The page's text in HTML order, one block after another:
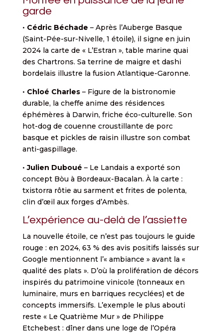
garde
• Cédric Béchade – Après l’Auberge Basque
(Saint-Pée-sur-Nivelle, 1 étoile), il signe en juin
2024 la carte de « L’Estran », table marine quai
des Chartrons. Sa terrine de maigre et dashi
bordelais illustre la fusion Atlantique-Garonne.
• Chloé Charles– Figure de la bistronomie
durable, la cheffe anime des résidences
éphémères à Darwin, friche éco-culturelle. Son
hot-dog de couenne croustillante de porc
basque et pickles de raisin illustre son combat
anti-gaspillage.
•Julien Duboué – Le Landais a exporté son
concept Bòu à Bordeaux-Bacalan. À la carte :
txistorra rôtie au sarment et frites de polenta,
clin d’œil aux forges d’Ambès.
L’expérience au-delà de l’assiette
La nouvelle étoile, ce n’est pas toujours le guide
rouge : en 2024, 63 % des avis positifs laissés sur
Google mentionnent l’« ambiance » avant la «
qualité des plats ». D’où la prolifération de décors
inspirés du patrimoine vinicole (tonneaux en
luminaire, murs en barriques recyclées) et de
concepts immersifs. L’exemple le plus abouti
reste « Le Quatrième Mur » de Philippe
Etchebest : dîner dans une loge de l’Opéra